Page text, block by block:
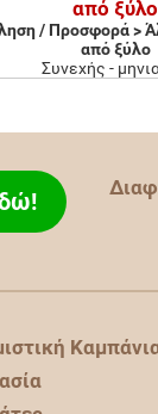
από ξύλο
/ Προσφορά >
από ξύλο
Συνεχής -